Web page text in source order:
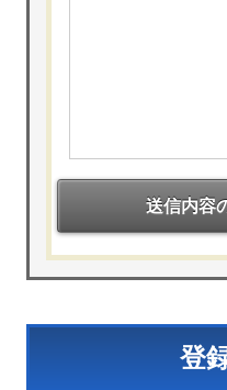
送信内容
登